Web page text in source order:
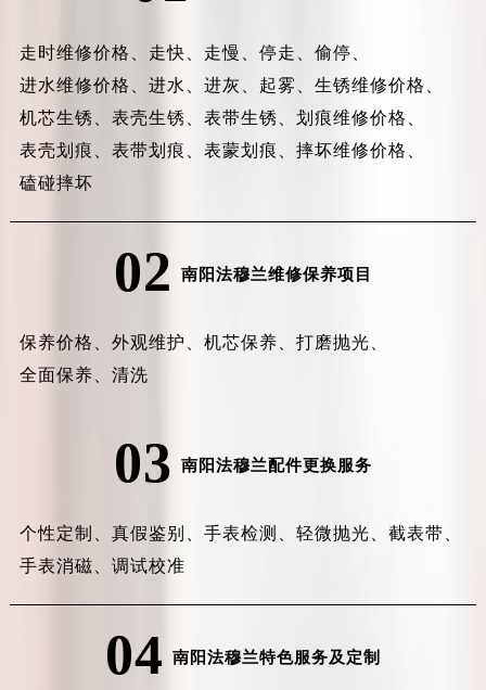
走时维修价格、 走快、 走慢、 停走、 偷停、
进水维修价格、 进水、 进灰、 起雾、 生锈维修价格、
机芯生锈、 表壳生锈、 表带生锈、 划痕维修价格、
表壳划痕、 表带划痕、 表蒙划痕、 摔坏维修价格、
磕碰摔坏
02 南阳法穆兰维修保养项目
保养价格、 外观维护、 机芯保养、 打磨抛光、
全面保养、 清洗
03 南阳法穆兰配件更换服务
个性定制、 真假鉴别、 手表检测、 轻微抛光、 截表带、
手表消磁、 调试校准
04 南阳法穆兰特色服务及定制